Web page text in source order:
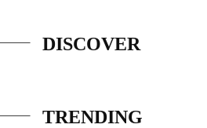
DISCOVER
TRENDING